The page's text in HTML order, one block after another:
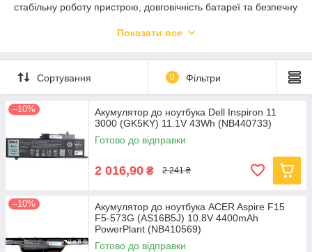
стабільну роботу пристрою, довговічність батареї та безпечну
В асортименті представлені батареї різної ємності та форм-
вашого ноутбука та надійну заміну старої батареї.
Показати все
Сортування 0 Фільтри
–10%
Акумулятор до ноутбука Dell Inspiron 11
3000 (GK5KY) 11.1V 43Wh (NB440733)
Готово до відправки
2 016,90 ₴ 2 241 ₴
–10%
Акумулятор до ноутбука ACER Aspire F15
F5-573G (AS16B5J) 10.8V 4400mAh
PowerPlant (NB410569)
Готово до відправки